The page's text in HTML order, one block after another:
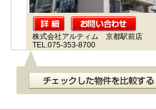
株式会社アルティム 京都駅前店
TEL.075-353-8700